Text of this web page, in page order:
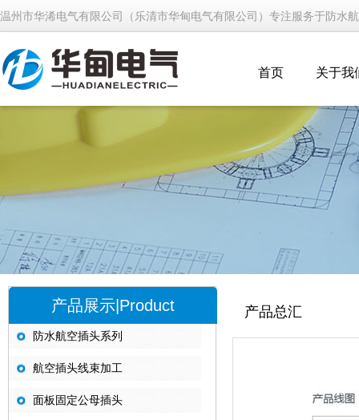
温州市华浠电气有限公司（乐清市华甸电气有限公司）专注服务于防水
首页 关于我
产品展示|Product
防水航空插头系列
航空插头线束加工
面板固定公母插头
产品总汇